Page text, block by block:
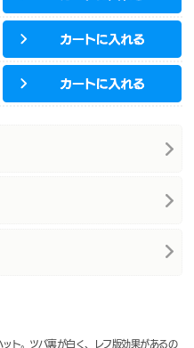
ト。ツバ裏が白く、レフ版効果があるの